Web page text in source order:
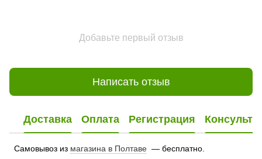
Добавьте первый отзыв
Написать отзыв
Доставка Оплата Регистрация
Самовывоз из магазина в Полтаве — бесплатно.